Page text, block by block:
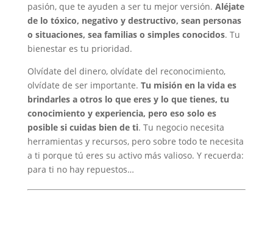
pasión, que te ayuden a ser tu mejor versión. Aléjate
de lo tóxico, negativo y destructivo, sean personas
o situaciones, sea familias o simples conocidos. Tu
bienestar es tu prioridad.
Olvídate del dinero, olvídate del reconocimiento,
olvídate de ser importante. Tu misión en la vida es
brindarles a otros lo que eres y lo que tienes, tu
conocimiento y experiencia, pero eso solo es
posible si cuidas bien de ti. Tu negocio necesita
herramientas y recursos, pero sobre todo te necesita
a ti porque tú eres su activo más valioso. Y recuerda:
para ti no hay repuestos…